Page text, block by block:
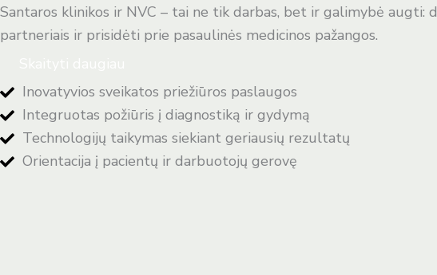
Santaros klinikos ir NVC – tai ne tik darbas, bet ir galimybė
partneriais ir prisidėti prie pasaulinės medicinos pažangos.
Inovatyvios sveikatos priežiūros paslaugos
Integruotas požiūris į diagnostiką ir gydymą
Technologijų taikymas siekiant geriausių rezultatų
Orientacija į pacientų ir darbuotojų gerovę